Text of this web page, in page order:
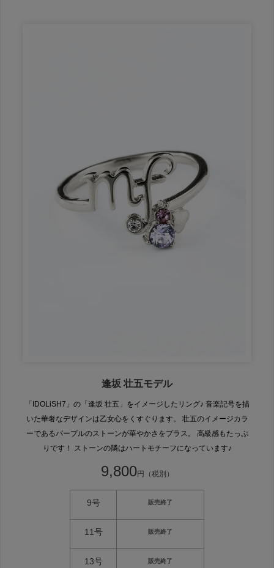
逢坂 壮五モデル
「IDOLiSH7」の「逢坂 壮五」をイメージしたリング♪ 音楽記号を描
いた華奢なデザインは乙女心をくすぐります。 壮五のイメージカラ
ーであるパープルのストーンが華やかさをプラス。 高級感もたっぷ
りです！ ストーンの隣はハートモチーフになっています♪
9,800円（税別）
9号 販売終了
11号 販売終了
13号 販売終了